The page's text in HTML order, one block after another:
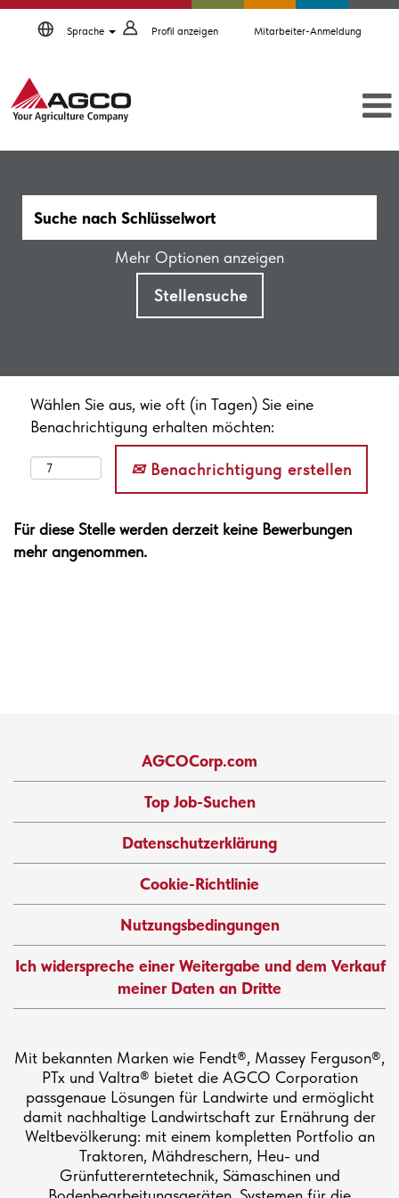
Sprache Profil anzeigen Mitarbeiter-Anmeldung
Mehr Optionen anzeigen
Wählen Sie aus, wie oft (in Tagen) Sie eine
Benachrichtigung erhalten möchten:
Benachrichtigung erstellen
Für diese Stelle werden derzeit keine Bewerbungen
mehr angenommen.
AGCOCorp.com
Top Job-Suchen
Datenschutzerklärung
Cookie-Richtlinie
Nutzungsbedingungen
Ich widerspreche einer Weitergabe und dem Verkauf
meiner Daten an Dritte
Mit bekannten Marken wie Fendt®, Massey Ferguson®,
PTx und Valtra® bietet die AGCO Corporation
passgenaue Lösungen für Landwirte und ermöglicht
damit nachhaltige Landwirtschaft zur Ernährung der
Weltbevölkerung: mit einem kompletten Portfolio an
Traktoren, Mähdreschern, Heu- und
Grünfuttererntetechnik, Sämaschinen und